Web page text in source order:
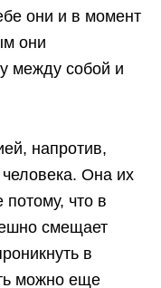
они и в момент
они
между собой и
напротив,
Она их
потому, что в
смещает
в
можно еще